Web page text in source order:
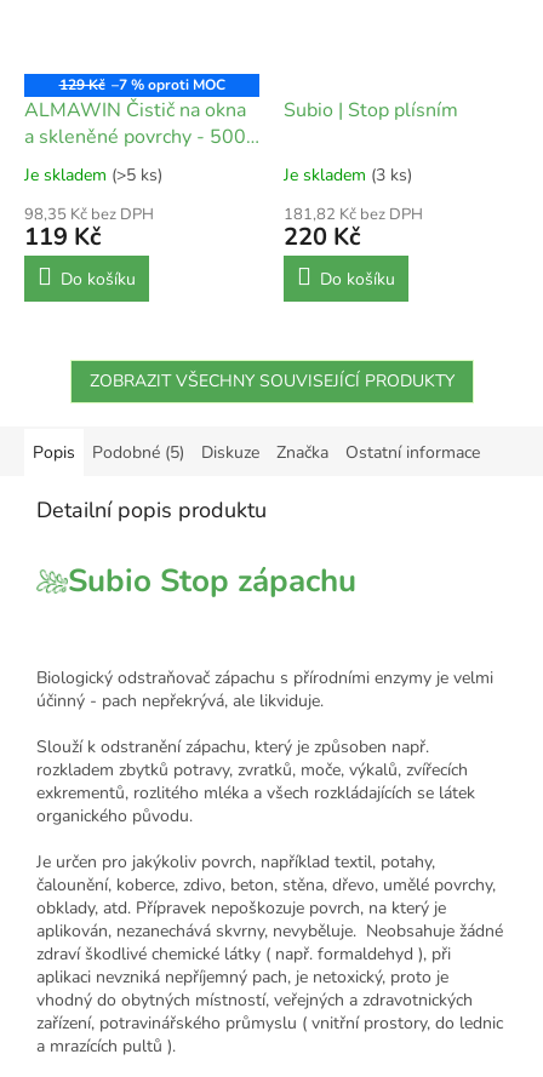
129 Kč –7 %
ALMAWIN Čistič na okna
a skleněné povrchy - 500
ml
Je skladem (>5 ks)
98,35 Kč bez DPH
119 Kč
Do košíku
Subio | Stop plísním
Je skladem (3 ks)
181,82 Kč bez DPH
220 Kč
Do košíku
ZOBRAZIT VŠECHNY SOUVISEJÍCÍ PRODUKTY
Popis Podobné (5) Diskuze Značka Ostatní informace
Detailní popis produktu
Subio Stop zápachu
Biologický odstraňovač zápachu s přírodními enzymy je velmi
účinný - pach nepřekrývá, ale likviduje.
Slouží k odstranění zápachu, který je způsoben např.
rozkladem zbytků potravy, zvratků, moče, výkalů, zvířecích
exkrementů, rozlitého mléka a všech rozkládajících se látek
organického původu.
Je určen pro jakýkoliv povrch, například textil, potahy,
čalounění, koberce, zdivo, beton, stěna, dřevo, umělé povrchy,
obklady, atd. Přípravek nepoškozuje povrch, na který je
aplikován, nezanechává skvrny, nevyběluje. Neobsahuje žádné
zdraví škodlivé chemické látky ( např. formaldehyd ), při
aplikaci nevzniká nepříjemný pach, je netoxický, proto je
vhodný do obytných místností, veřejných a zdravotnických
zařízení, potravinářského průmyslu ( vnitřní prostory, do lednic
a mrazících pultů ).